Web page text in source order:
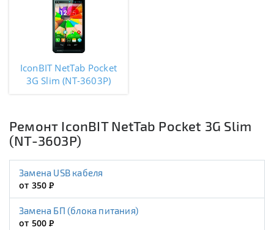
IconBIT NetTab Pocket
3G Slim (NT-3603P)
Ремонт IconBIT NetTab Pocket 3G Slim
(NT-3603P)
Замена USB кабеля
от 350Р
Замена БП (блока питания)
от 500Р